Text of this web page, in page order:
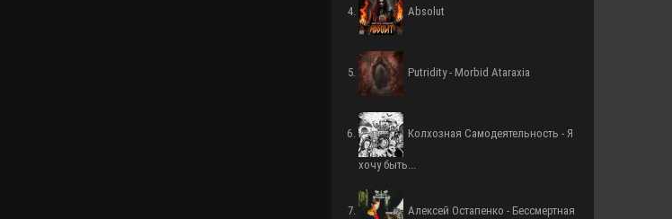
Absolut
Putridity - Morbid Ataraxia
Колхозная Самодеятельность - Я
хочу быть...
Алексей Остапенко - Бессмертная